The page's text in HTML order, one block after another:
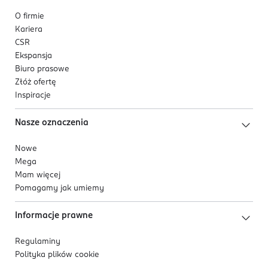
O firmie
Kariera
CSR
Ekspansja
Biuro prasowe
Złóż ofertę
Inspiracje
Nasze oznaczenia
Nowe
Mega
Mam więcej
Pomagamy jak umiemy
Informacje prawne
Regulaminy
Polityka plików cookie